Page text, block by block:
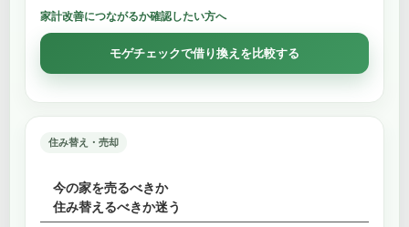
家計改善につながるか確認したい方へ
モゲチェックで借り換えを比較する
住み替え・売却
今の家を売るべきか
住み替えるべきか迷う